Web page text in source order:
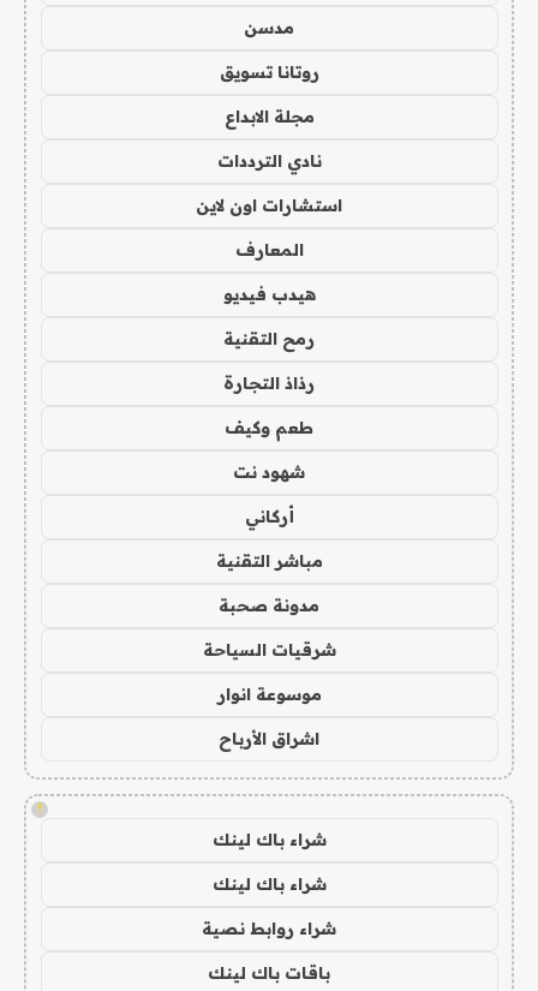
مدسن
روتانا تسويق
مجلة الابداع
نادي الترددات
استشارات اون لاين
المعارف
هيدب فيديو
رمح التقنية
رذاذ التجارة
طعم وكيف
شهود نت
أركاني
مباشر التقنية
مدونة صحبة
شرقيات السياحة
موسوعة انوار
اشراق الأرباح
!
شراء باك لينك
شراء باك لينك
شراء روابط نصية
باقات باك لينك